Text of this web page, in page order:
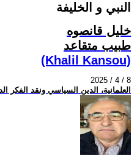
النبي و الخليفة
خليل قانصوه
طبيب متقاعد
(Khalil Kansou)
2025 / 4 / 8
العلمانية، الدين السياسي ونقد الفكر